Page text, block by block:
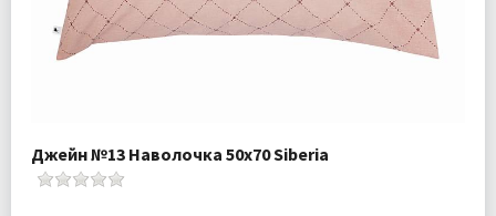
Джейн №13 Наволочка 50х70 Siberia